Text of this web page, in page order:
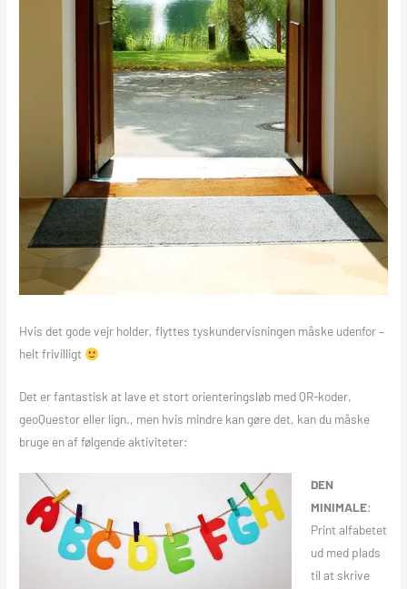
Hvis det gode vejr holder, flyttes tyskundervisningen måske udenfor –
helt frivilligt
Det er fantastisk at lave et stort orienteringsløb med QR-koder,
geoQuestor eller lign., men hvis mindre kan gøre det, kan du måske
bruge en af følgende aktiviteter:
DEN
MINIMALE:
Print alfabetet
ud med plads
til at skrive